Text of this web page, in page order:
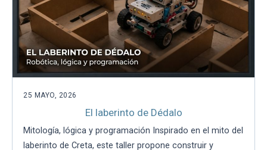
25 MAYO, 2026
El laberinto de Dédalo
Mitología, lógica y programación Inspirado en el mito del
laberinto de Creta, este taller propone construir y